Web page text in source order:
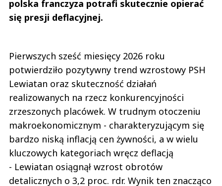
polska franczyza potrafi skutecznie opierać
się presji deflacyjnej.
Pierwszych sześć miesięcy 2026 roku
potwierdziło pozytywny trend wzrostowy PSH
Lewiatan oraz skuteczność działań
realizowanych na rzecz konkurencyjności
zrzeszonych placówek. W trudnym otoczeniu
makroekonomicznym - charakteryzującym się
bardzo niską inflacją cen żywności, a w wielu
kluczowych kategoriach wręcz deflacją
- Lewiatan osiągnął wzrost obrotów
detalicznych o 3,2 proc. rdr. Wynik ten znacząco